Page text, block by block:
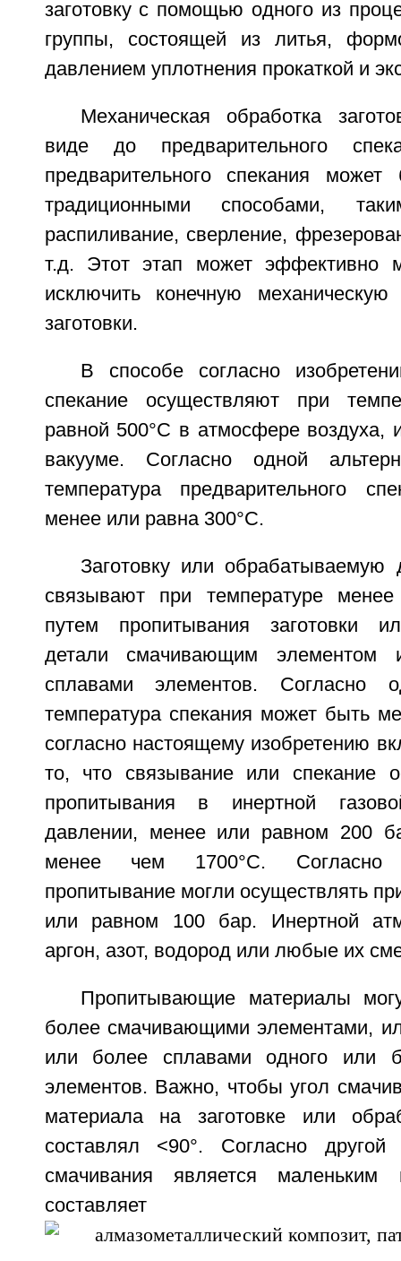
заготовку с помощью одного из
группы, состоящей из литья,
давлением уплотнения прокаткой и
Механическая обработка
виде до предварительного
предварительного спекания может
традиционными способами,
распиливание, сверление,
т.д. Этот этап может эффективно
исключить конечную механическую
заготовки.
В способе согласно
спекание осуществляют при
равной 500°С в атмосфере воздуха,
вакууме. Согласно одной
температура предварительного
менее или равна 300°С.
Заготовку или обрабатываемую
связывают при температуре
путем пропитывания заготовки
детали смачивающим элементом
сплавами элементов. Согласно
температура спекания может быть
согласно настоящему изобретению
то, что связывание или спекание
пропитывания в инертной
давлении, менее или равном 200
менее чем 1700°С. Согласно
пропитывание могли осуществлять
или равном 100 бар. Инертной
аргон, азот, водород или любые их
Пропитывающие материалы
более смачивающими элементами,
или более сплавами одного или
элементов. Важно, чтобы угол
материала на заготовке или
составлял <90°. Согласно другой
смачивания является
составляет